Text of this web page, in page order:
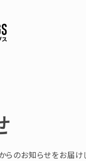
らのお知らせをお届け